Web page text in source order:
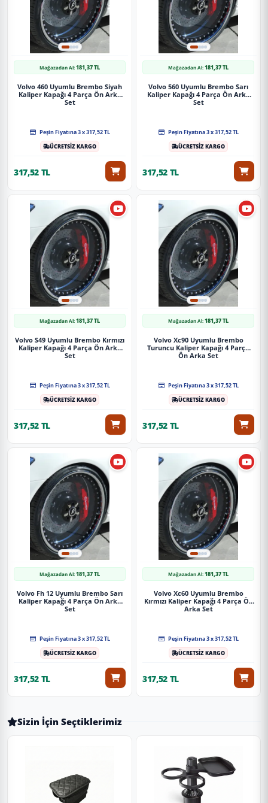
Mağazadan Al:181,37 TL
Volvo 460 Uyumlu Brembo Siyah
Kaliper Kapağı 4 Parça Ön Arka
Set
Peşin Fiyatına 3 x 317,52 TL
ÜCRETSİZ KARGO
317,52 TL
Mağazadan Al:181,37 TL
Volvo 560 Uyumlu Brembo Sarı
Kaliper Kapağı 4 Parça Ön Arka
Set
Peşin Fiyatına 3 x 317,52 TL
ÜCRETSİZ KARGO
317,52 TL
Mağazadan Al:181,37 TL
Volvo S49 Uyumlu Brembo Kırmızı
Kaliper Kapağı 4 Parça Ön Arka
Set
Peşin Fiyatına 3 x 317,52 TL
ÜCRETSİZ KARGO
317,52 TL
Mağazadan Al:181,37 TL
Volvo Xc90 Uyumlu Brembo
Turuncu Kaliper Kapağı 4 Parça
Ön Arka Set
Peşin Fiyatına 3 x 317,52 TL
ÜCRETSİZ KARGO
317,52 TL
Mağazadan Al:181,37 TL
Volvo Fh 12 Uyumlu Brembo Sarı
Kaliper Kapağı 4 Parça Ön Arka
Set
Peşin Fiyatına 3 x 317,52 TL
ÜCRETSİZ KARGO
317,52 TL
Mağazadan Al:181,37 TL
Volvo Xc60 Uyumlu Brembo
Kırmızı Kaliper Kapağı 4 Parça Ön
Arka Set
Peşin Fiyatına 3 x 317,52 TL
ÜCRETSİZ KARGO
317,52 TL
Sizin İçin Seçtiklerimiz